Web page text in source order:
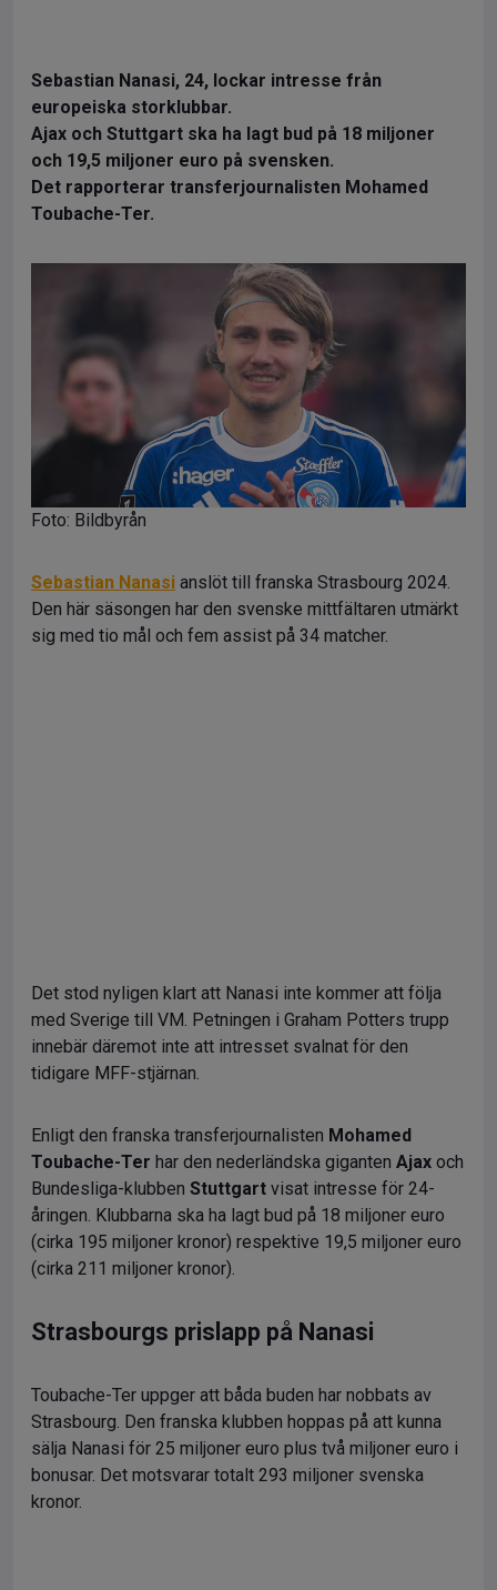
Sebastian Nanasi, 24, lockar intresse från
europeiska storklubbar.
Ajax och Stuttgart ska ha lagt bud på 18 miljoner
och 19,5 miljoner euro på svensken.
Det rapporterar transferjournalisten Mohamed
Toubache-Ter.
Foto: Bildbyrån
Sebastian Nanasi anslöt till franska Strasbourg 2024.
Den här säsongen har den svenske mittfältaren utmärkt
sig med tio mål och fem assist på 34 matcher.
Det stod nyligen klart att Nanasi inte kommer att följa
med Sverige till VM. Petningen i Graham Potters trupp
innebär däremot inte att intresset svalnat för den
tidigare MFF-stjärnan.
Enligt den franska transferjournalisten Mohamed
Toubache-Ter har den nederländska giganten Ajax och
Bundesliga-klubben Stuttgart visat intresse för 24-
åringen. Klubbarna ska ha lagt bud på 18 miljoner euro
(cirka 195 miljoner kronor) respektive 19,5 miljoner euro
(cirka 211 miljoner kronor).
Strasbourgs prislapp på Nanasi
Toubache-Ter uppger att båda buden har nobbats av
Strasbourg. Den franska klubben hoppas på att kunna
sälja Nanasi för 25 miljoner euro plus två miljoner euro i
bonusar. Det motsvarar totalt 293 miljoner svenska
kronor.